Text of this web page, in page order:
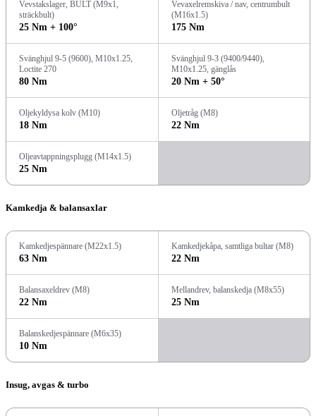
Vevstakslager, BULT (M9x1,
sträckbult)
25 Nm + 100°
Vevaxelremskiva / nav, centrumbult
(M16x1.5)
175 Nm
Svänghjul 9-5 (9600), M10x1.25,
Loctite 270
80 Nm
Svänghjul 9-3 (9400/9440),
M10x1.25, gänglås
20 Nm + 50°
Oljekyldysa kolv (M10)
18 Nm
Oljetråg (M8)
22 Nm
Oljeavtappningsplugg (M14x1.5)
25 Nm
Kamkedja & balansaxlar
Kamkedjespännare (M22x1.5)
63 Nm
Kamkedjekåpa, samtliga bultar (M8)
22 Nm
Balansaxeldrev (M8)
22 Nm
Mellandrev, balanskedja (M8x55)
25 Nm
Balanskedjespännare (M6x35)
10 Nm
Insug, avgas & turbo